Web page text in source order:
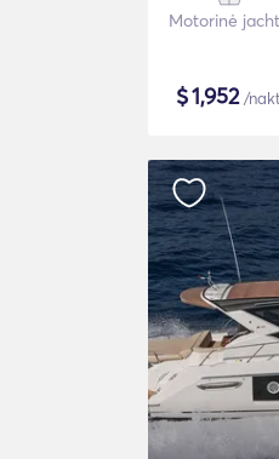
Motorinė
$1,952/